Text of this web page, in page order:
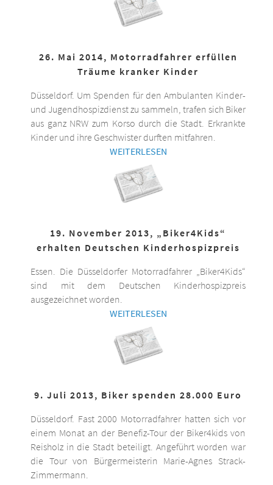
26. Mai 2014, Motorradfahrer erfüllen
Träume kranker Kinder
Düsseldorf. Um Spenden für den Ambulanten Kinder-
und Jugendhospizdienst zu sammeln, trafen sich Biker
aus ganz NRW zum Korso durch die Stadt. Erkrankte
Kinder und ihre Geschwister durften mitfahren.
WEITERLESEN
19. November 2013, „Biker4Kids“
erhalten Deutschen Kinderhospizpreis
Essen. Die Düsseldorfer Motorradfahrer „Biker4Kids“
sind mit dem Deutschen Kinderhospizpreis
ausgezeichnet worden.
WEITERLESEN
9. Juli 2013, Biker spenden 28.000 Euro
Düsseldorf. Fast 2000 Motorradfahrer hatten sich vor
einem Monat an der Benefiz-Tour der Biker4kids von
Reisholz in die Stadt beteiligt. Angeführt worden war
die Tour von Bürgermeisterin Marie-Agnes Strack-
Zimmermann.